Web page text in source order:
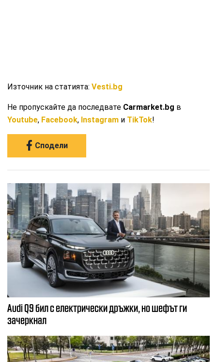
Източник на статията:Vesti.bg
Не пропускайте да последвате Carmarket.bg в
Youtube, Facebook, Instagram и TikTok!
Сподели
Audi Q9 бил с електрически дръжки, но шефът ги
зачеркнал